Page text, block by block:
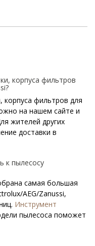
корпуса фильтров
фильтров для
на нашем сайте и
жителей других
доставки в
к пылесосу
самая большая
AEG/Zanussi,
Инструмент
пылесоса поможет